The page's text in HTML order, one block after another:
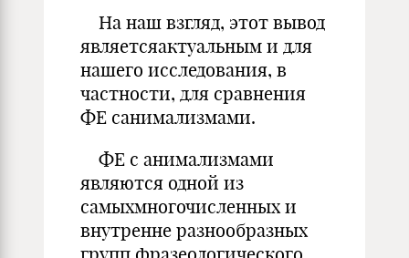
На наш взгляд, этот вывод
являетсяактуальным и для
нашего исследования, в
частности, для сравнения
ФЕ санимализмами.
ФЕ с анимализмами
являются одной из
самыхмногочисленных и
внутренне разнообразных